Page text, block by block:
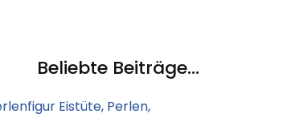
Beliebte Beiträge...